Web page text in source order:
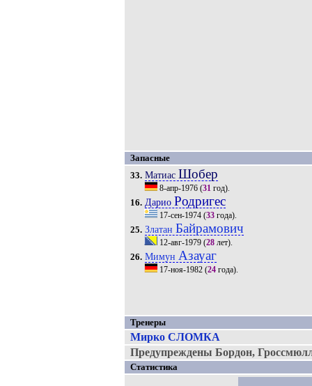
Запасные
33. Матиас Шобер
8-апр-1976(31год).
16. Дарио Родригес
17-сен-1974(33года).
25. Златан Байрамович
12-авг-1979(28лет).
26. Мимун Азауаг
17-ноя-1982(24года).
Тренеры
Мирко СЛОМКА
Предупреждены Бордон,
Статистика